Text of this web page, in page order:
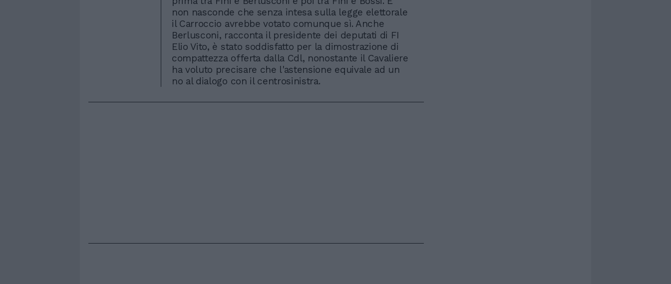
non nasconde che senza intesa sulla legge elettorale
il Carroccio avrebbe votato comunque sì. Anche
Berlusconi, racconta il presidente dei deputati di FI
Elio Vito, è stato soddisfatto per la dimostrazione di
compattezza offerta dalla Cdl, nonostante il Cavaliere
ha voluto precisare che l'astensione equivale ad un
no al dialogo con il centrosinistra.